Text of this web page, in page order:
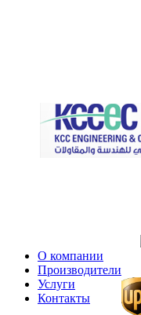
О компании
Производители
Услуги
Контакты